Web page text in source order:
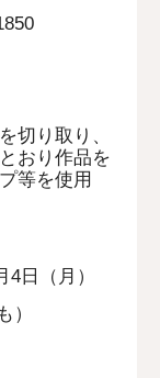
切り取り、
おり作品を
等を使用
日（月）
）